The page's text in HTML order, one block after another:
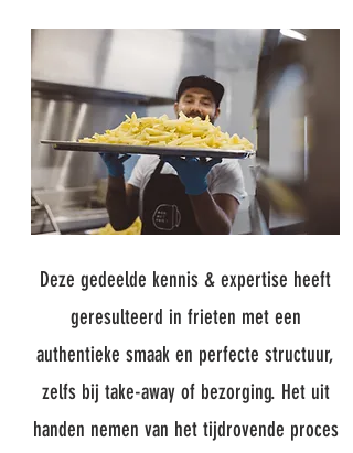
Deze gedeelde kennis & expertise heeft
geresulteerd in frieten met een
authentieke smaak en perfecte structuur,
zelfs bij take-away of bezorging. Het uit
handen nemen van het tijdrovende proces